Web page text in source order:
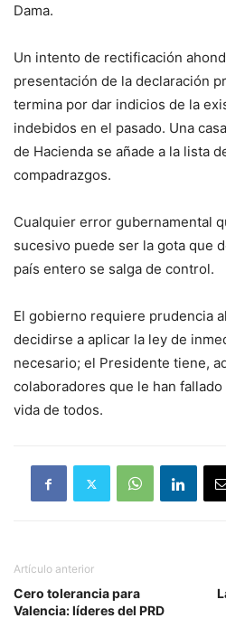
Dama.
Un intento de rectificación
presentación de la declaración
termina por dar indicios de la
indebidos en el pasado. Una
de Hacienda se añade a la lista
compadrazgos.
Cualquier error gubernamental
sucesivo puede ser la gota que
país entero se salga de control.
El gobierno requiere prudencia
decidirse a aplicar la ley de
necesario; el Presidente tiene,
colaboradores que le han
vida de todos.
Artículo anterior
Cero tolerancia para
Valencia: líderes del PRD